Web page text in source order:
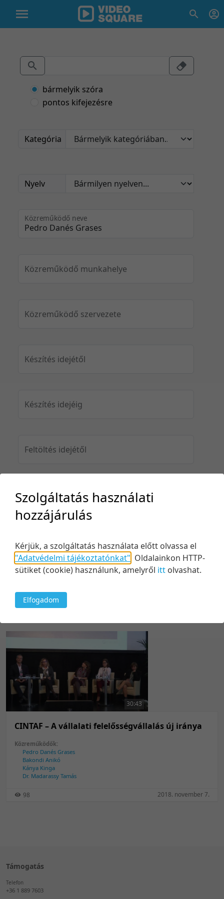
bármelyik szóra
pontos kifejezésre
Kategória
Nyelv
Közreműködő neve
Közreműködő munkahelye
Közreműködő szervezete
Készítés idejétől
Készítés idejéig
Feltöltés idejétől
Feltöltés idejéig
Keresés
Relevancia szerint
Kezdés/felvétel dátuma szerint
Feltöltés dátuma szerint
Feltöltés dátuma szerint
Utolsó módosítás szerint
Utolsó módosítás szerint
20 tétel/oldal
50 tétel/oldal
100 tétel/oldal
30:43
CINTAF – A vállalati felelősségvállalás új iránya
Közreműködők:
Pedro Danés Grases
Bakondi Anikó
Kánya Kinga
Dr. Madarassy Tamás
98 2018. november 7.
Támogatás
Telefon
+36 1 889 7603
Szolgáltatás használati
hozzájárulás
Kérjük, a szolgáltatás használata előtt olvassa el
"Adatvédelmi tájékoztatónkat" Oldalainkon HTTP-
sütiket (cookie) használunk, amelyről itt olvashat.
Elfogadom